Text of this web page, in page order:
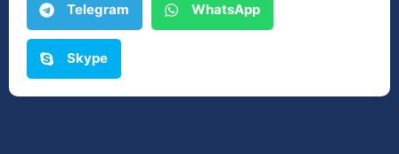
Telegram WhatsApp
Skype